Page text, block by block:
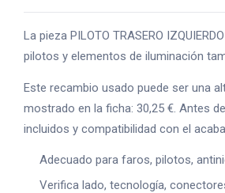
La pieza PILOTO TRASERO
pilotos y elementos de iluminación
Este recambio usado puede ser una
mostrado en la ficha: 30,25 €. Antes
incluidos y compatibilidad con el
Adecuado para faros, pilotos,
Verifica lado, tecnología,